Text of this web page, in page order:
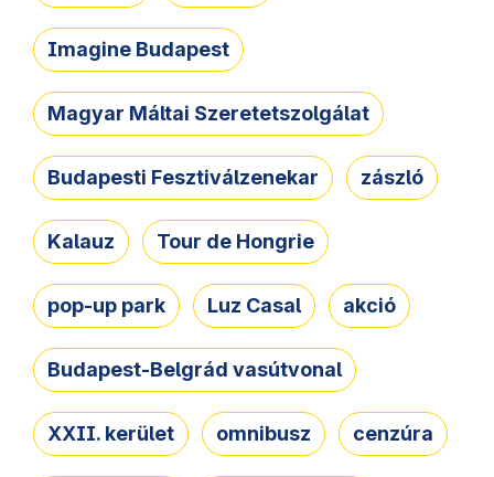
Imagine Budapest
Magyar Máltai Szeretetszolgálat
Budapesti Fesztiválzenekar zászló
Kalauz Tour de Hongrie
pop-up park Luz Casal akció
Budapest-Belgrád vasútvonal
XXII. kerület omnibusz cenzúra